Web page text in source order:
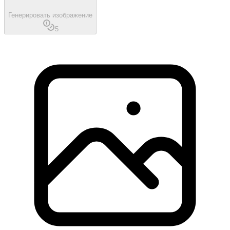
Генерировать изображение
5